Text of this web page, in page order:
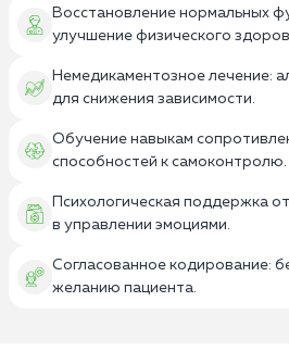
Восстановление нормальных
улучшение физического
Немедикаментозное лечение:
для снижения зависимости.
Обучение навыкам
способностей к самоконтролю.
Психологическая поддержка
в управлении эмоциями.
Согласованное кодирование:
желанию пациента.